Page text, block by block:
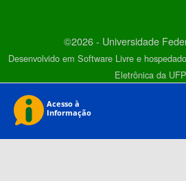
©2026 - Universidade
Desenvolvido em Software Livre e
Eletrônica da